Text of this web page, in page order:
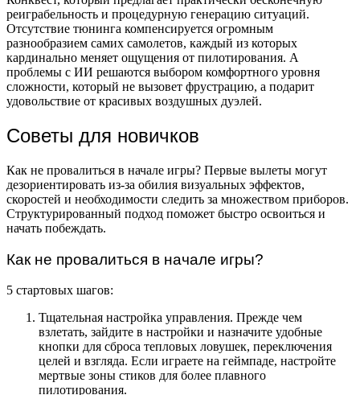
реиграбельность и процедурную генерацию ситуаций.
Отсутствие тюнинга компенсируется огромным
разнообразием самих самолетов, каждый из которых
кардинально меняет ощущения от пилотирования. А
проблемы с ИИ решаются выбором комфортного уровня
сложности, который не вызовет фрустрацию, а подарит
удовольствие от красивых воздушных дуэлей.
Советы для новичков
Как не провалиться в начале игры? Первые вылеты могут
дезориентировать из-за обилия визуальных эффектов,
скоростей и необходимости следить за множеством приборов.
Структурированный подход поможет быстро освоиться и
начать побеждать.
Как не провалиться в начале игры?
5 стартовых шагов:
Тщательная настройка управления. Прежде чем
взлетать, зайдите в настройки и назначите удобные
кнопки для сброса тепловых ловушек, переключения
целей и взгляда. Если играете на геймпаде, настройте
мертвые зоны стиков для более плавного
пилотирования.